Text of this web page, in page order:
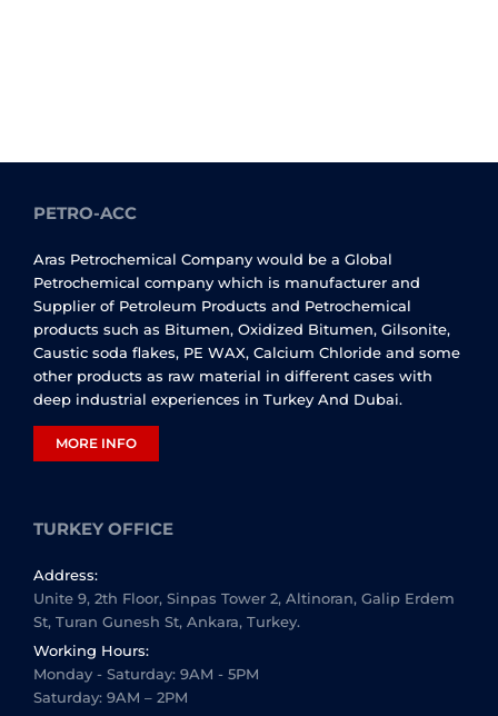
PETRO-ACC
Aras Petrochemical Company would be a Global
Petrochemical company which is manufacturer and
Supplier of Petroleum Products and Petrochemical
products such as Bitumen, Oxidized Bitumen, Gilsonite,
Caustic soda flakes, PE WAX, Calcium Chloride and some
other products as raw material in different cases with
deep industrial experiences in Turkey And Dubai.
MORE INFO
TURKEY OFFICE
Address:
Unite 9, 2th Floor, Sinpas Tower 2, Altinoran, Galip Erdem
St, Turan Gunesh St, Ankara, Turkey.
Working Hours:
Monday - Saturday: 9AM - 5PM
Saturday: 9AM – 2PM